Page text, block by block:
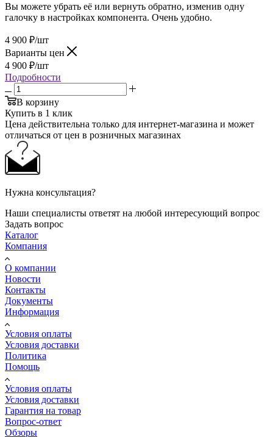
Вы можете убрать её или вернуть обратно, изменив одну
галочку в настройках компонента. Очень удобно.
4 900 ₽/шт
Варианты цен
4 900 ₽/шт
Подробности
В корзину
Купить в 1 клик
Цена действительна только для интернет-магазина и может
отличаться от цен в розничных магазинах
Нужна консультация?
Наши специалисты ответят на любой интересующий вопрос
Задать вопрос
Каталог
Компания
О компании
Новости
Контакты
Документы
Информация
Условия оплаты
Условия доставки
Политика
Помощь
Условия оплаты
Условия доставки
Гарантия на товар
Вопрос-ответ
Обзоры